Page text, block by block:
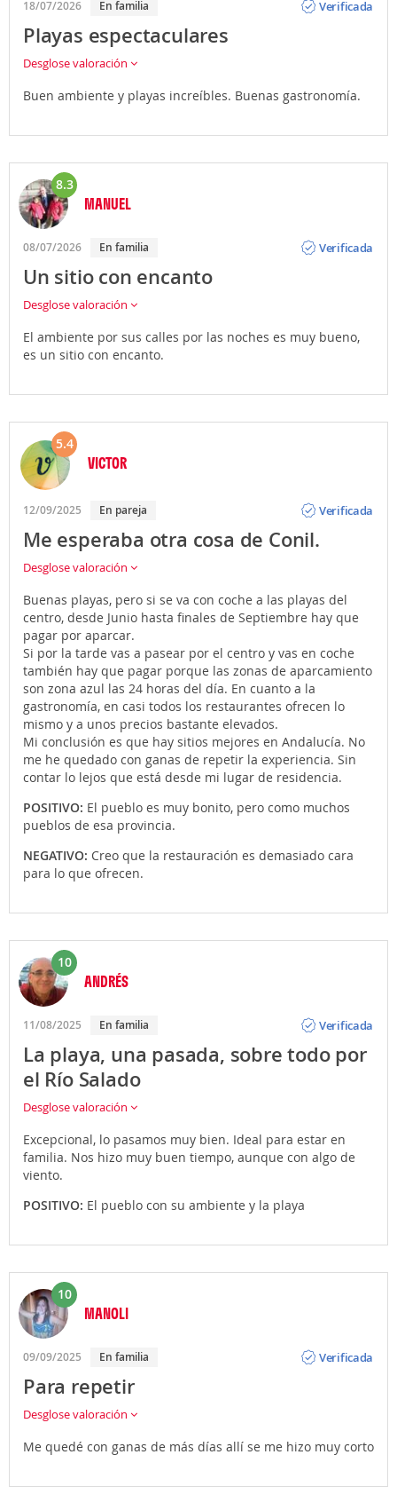
18/07/2026 En familia Verificada
Playas espectaculares
Desglose valoración
Buen ambiente y playas increíbles. Buenas gastronomía.
8.3
MANUEL
08/07/2026 En familia
Verificada
Un sitio con encanto
Desglose valoración
El ambiente por sus calles por las noches es muy bueno,
es un sitio con encanto.
5.4
VICTOR
12/09/2025 En pareja
Verificada
Me esperaba otra cosa de Conil.
Desglose valoración
Buenas playas, pero si se va con coche a las playas del
centro, desde Junio hasta finales de Septiembre hay que
pagar por aparcar.
Si por la tarde vas a pasear por el centro y vas en coche
también hay que pagar porque las zonas de aparcamiento
son zona azul las 24 horas del día. En cuanto a la
gastronomía, en casi todos los restaurantes ofrecen lo
mismo y a unos precios bastante elevados.
Mi conclusión es que hay sitios mejores en Andalucía. No
me he quedado con ganas de repetir la experiencia. Sin
contar lo lejos que está desde mi lugar de residencia.
POSITIVO: El pueblo es muy bonito, pero como muchos
pueblos de esa provincia.
NEGATIVO: Creo que la restauración es demasiado cara
para lo que ofrecen.
10
ANDRÉS
11/08/2025 En familia
Verificada
La playa, una pasada, sobre todo por
el Río Salado
Desglose valoración
Excepcional, lo pasamos muy bien. Ideal para estar en
familia. Nos hizo muy buen tiempo, aunque con algo de
viento.
POSITIVO: El pueblo con su ambiente y la playa
10
MANOLI
09/09/2025 En familia
Verificada
Para repetir
Desglose valoración
Me quedé con ganas de más días allí se me hizo muy corto